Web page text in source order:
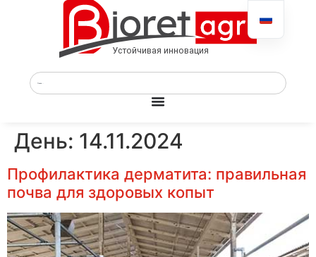
День: 14.11.2024
Профилактика дерматита: правильная
почва для здоровых копыт